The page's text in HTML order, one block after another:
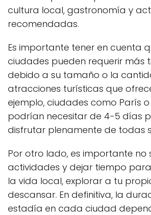
cultura local, gastronomía y
recomendadas.
Es importante tener en cuenta
ciudades pueden requerir más
debido a su tamaño o la
atracciones turísticas que
ejemplo, ciudades como París o
podrían necesitar de 4-5 días
disfrutar plenamente de todas
Por otro lado, es importante no
actividades y dejar tiempo
la vida local, explorar a tu
descansar. En definitiva, la
estadía en cada ciudad